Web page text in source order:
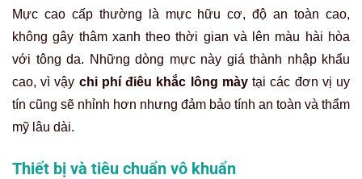
Mực cao cấp thường là mực hữu cơ, độ an toàn cao,
không gây thâm xanh theo thời gian và lên màu hài hòa
với tông da. Những dòng mực này giá thành nhập khẩu
cao, vì vậy chi phí điêu khắc lông màytại các đơn vị uy
tín cũng sẽ nhỉnh hơn nhưng đảm bảo tính an toàn và thẩm
mỹ lâu dài.
Thiết bị và tiêu chuẩn vô khuẩn